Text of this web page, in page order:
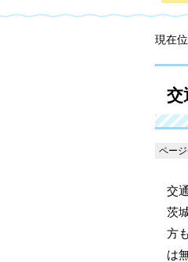
現在
交
ペー
交
茨
方
は